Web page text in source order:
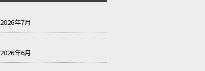
2026年7月
2026年6月